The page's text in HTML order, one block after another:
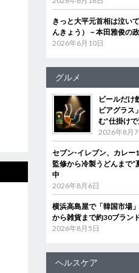
きっと大平元首相は泣い
んきょう）－本田雅俊の政
2026年6月10日
グルメ
ビールだけ
ビアグラ
む”仕掛け
2026年8月7
セブン‐イレブン、カレ
監修から冷製うどんまで“
中
2026年8月6日
横浜高島屋で「韓国市場
から雑貨まで約30ブラン
2026年8月5日
ヘルスケア